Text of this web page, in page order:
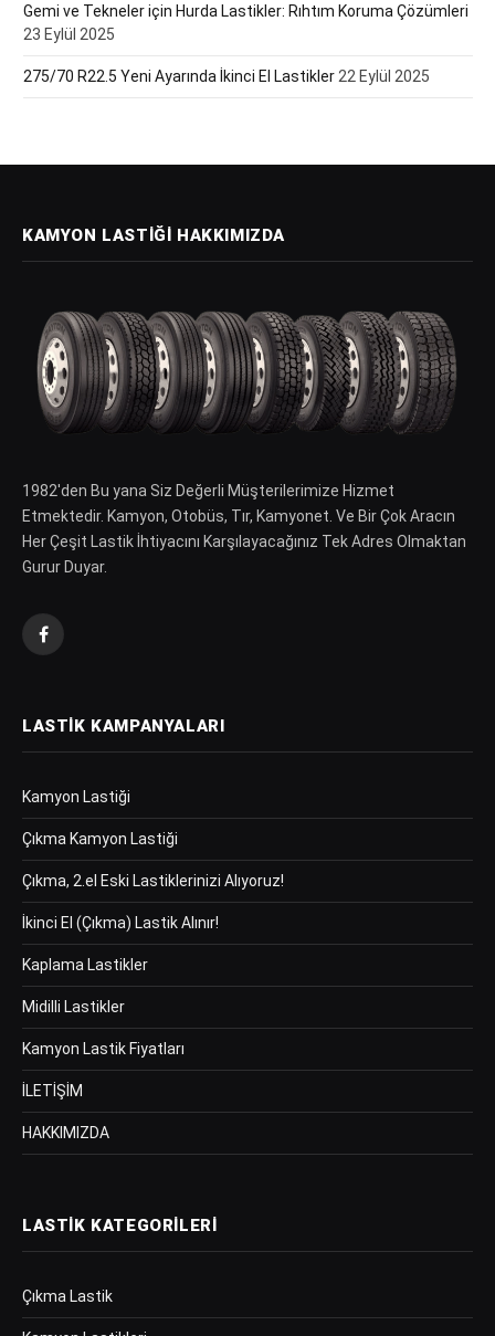
Gemi ve Tekneler için Hurda Lastikler: Rıhtım Koruma Çözümleri
23 Eylül 2025
275/70 R22.5 Yeni Ayarında İkinci El Lastikler 22 Eylül 2025
KAMYON LASTIĞI HAKKIMIZDA
1982′den Bu yana Siz Değerli Müşterilerimize Hizmet
Etmektedir. Kamyon, Otobüs, Tır, Kamyonet. Ve Bir Çok Aracın
Her Çeşit Lastik İhtiyacını Karşılayacağınız Tek Adres Olmaktan
Gurur Duyar.
Facebook
LASTIK KAMPANYALARI
Kamyon Lastiği
Çıkma Kamyon Lastiği
Çıkma, 2.el Eski Lastiklerinizi Alıyoruz!
İkinci El (Çıkma) Lastik Alınır!
Kaplama Lastikler
Midilli Lastikler
Kamyon Lastik Fiyatları
İLETİŞİM
HAKKIMIZDA
LASTIK KATEGORILERI
Çıkma Lastik